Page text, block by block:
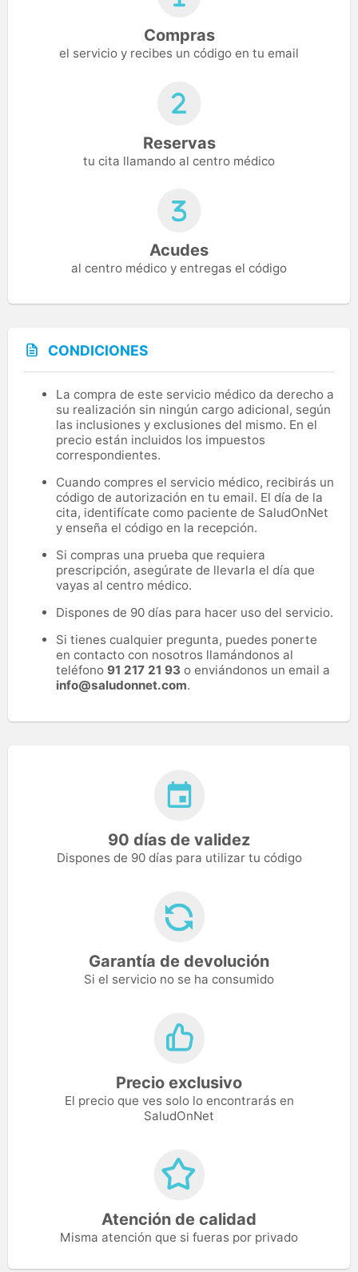
Compras
el servicio y recibes un código en tu email
Reservas
tu cita llamando al centro médico
Acudes
al centro médico y entregas el código
CONDICIONES
La compra de este servicio médico da derecho a
su realización sin ningún cargo adicional, según
las inclusiones y exclusiones del mismo. En el
precio están incluidos los impuestos
correspondientes.
Cuando compres el servicio médico, recibirás un
código de autorización en tu email. El día de la
cita, identifícate como paciente de SaludOnNet
y enseña el código en la recepción.
Si compras una prueba que requiera
prescripción, asegúrate de llevarla el día que
vayas al centro médico.
Dispones de 90 días para hacer uso del servicio.
Si tienes cualquier pregunta, puedes ponerte
en contacto con nosotros llamándonos al
teléfono 91 217 21 93 o enviándonos un email a
info@saludonnet.com.
90 días de validez
Dispones de 90 días para utilizar tu código
Garantía de devolución
Si el servicio no se ha consumido
Precio exclusivo
El precio que ves solo lo encontrarás en
SaludOnNet
Atención de calidad
Misma atención que si fueras por privado